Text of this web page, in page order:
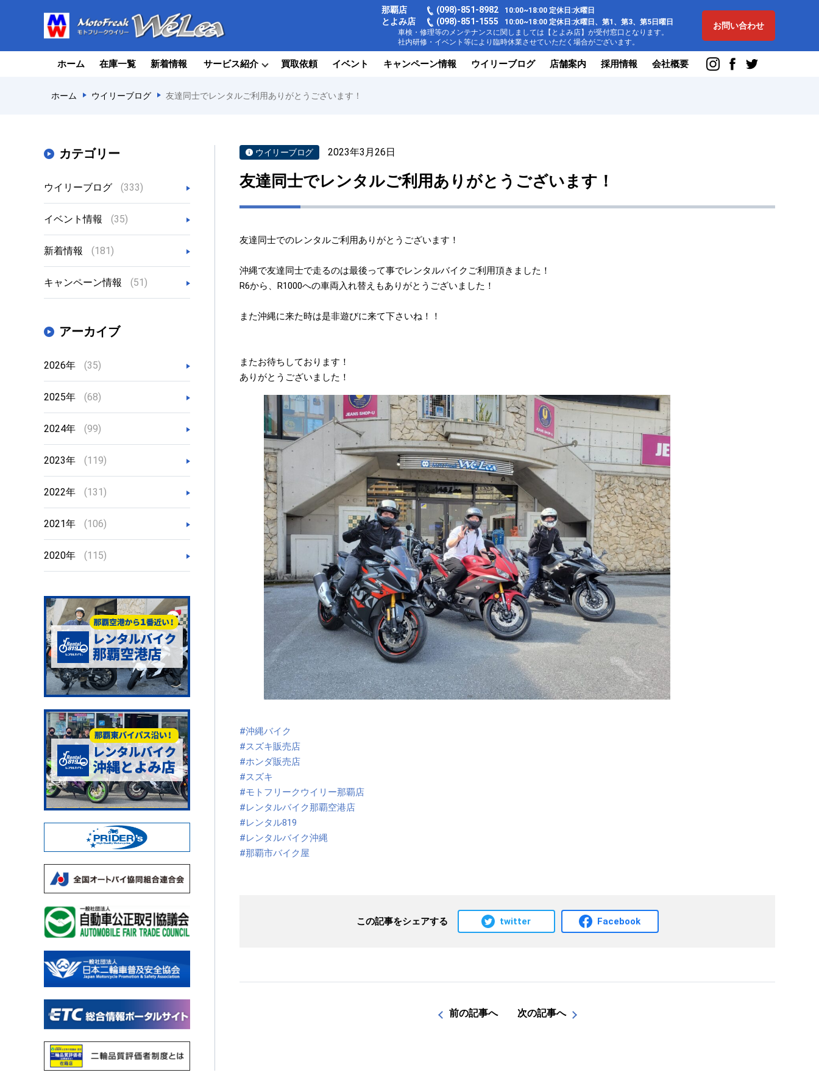
那覇店 (098)-851-8982 10:00~18:00 定休日:水曜日
とよみ店 (098)-851-1555
10:00~18:00 定休日:水曜日、第1、第3、第5日曜日
車検・修理等のメンテナンスに関しましては【とよみ店】が受付窓口となります。
社内研修・イベント等により臨時休業させていただく場合がございます。
お問い合わせ
ホーム 在庫一覧 新着情報 サービス紹介 買取依頼 イベント キャンペーン情報 ウイリーブログ 店舗案内 採用情報 会社概要
ホーム ウイリーブログ 友達同士でレンタルご利用ありがとうございます！
カテゴリー
ウイリーブログ (333)
イベント情報 (35)
新着情報 (181)
キャンペーン情報 (51)
アーカイブ
2026年 (35)
2025年 (68)
2024年 (99)
2023年 (119)
2022年 (131)
2021年 (106)
2020年 (115)
ウイリーブログ 2023年3月26日
友達同士でレンタルご利用ありがとうございます！
友達同士でのレンタルご利用ありがとうございます！⁡
沖縄で友達同士で走るのは最後って事でレンタルバイクご利用頂きました！⁡
⁡⁡R6から、R1000への車両入れ替えもありがとうございました！⁡
⁡また沖縄に来た時は是非遊びに来て下さいね！！
また⁡お待ちしております！⁡
ありがとうございました！
#沖縄バイク
#スズキ販売店
#ホンダ販売店
#スズキ
#モトフリークウイリー那覇店
#レンタルバイク那覇空港店
#レンタル819
#レンタルバイク沖縄
#那覇市バイク屋
この記事をシェアする twitter Facebook
前の記事へ 次の記事へ